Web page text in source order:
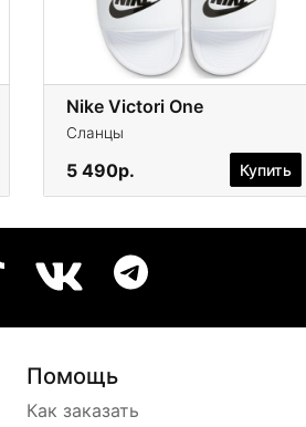
Nike Victori One
Сланцы
5 490р. Купить
Помощь
Как заказать